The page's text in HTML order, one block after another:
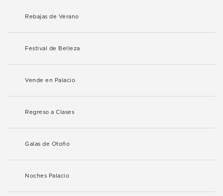
Rebajas de Verano
Festival de Belleza
Vende en Palacio
Regreso a Clases
Galas de Otoño
Noches Palacio